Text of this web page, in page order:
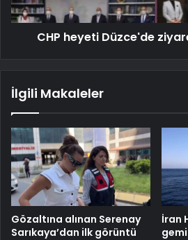
CHP heyeti Düzce'de
İlgili Makaleler
Gözaltına alınan Serenay
Sarıkaya’dan ilk görüntü
İran